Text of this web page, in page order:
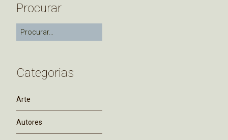
Procurar
Categorias
Arte
Autores